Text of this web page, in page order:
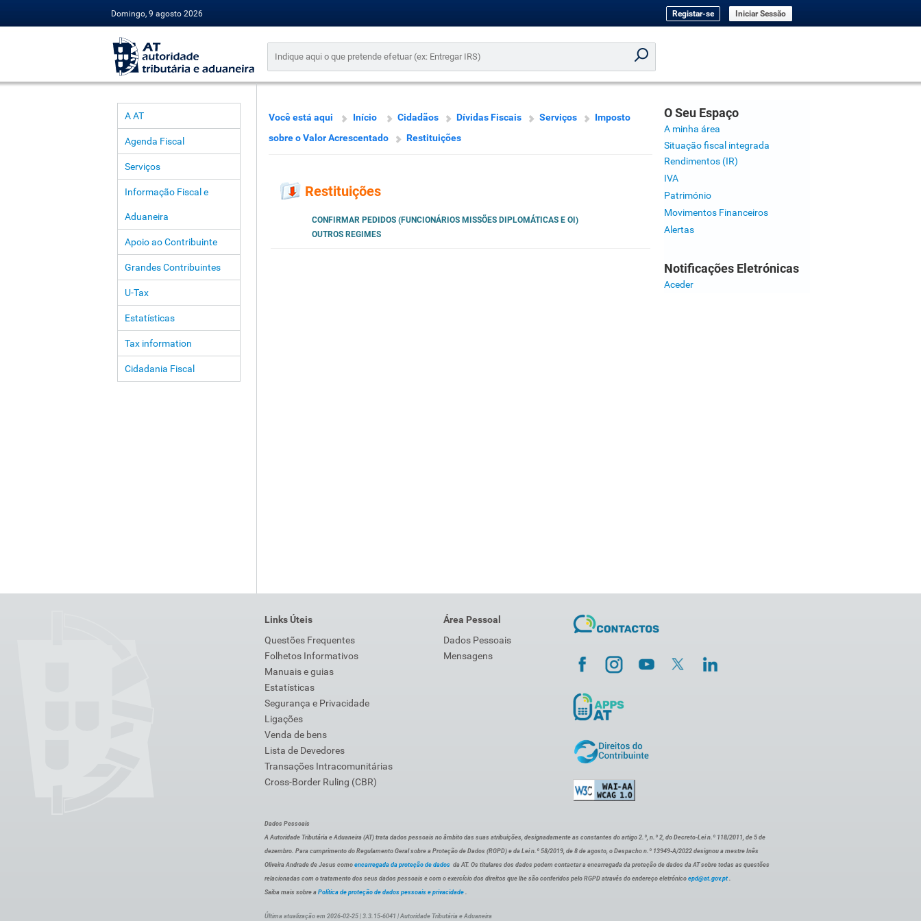
Domingo, 9 agosto 2026 Registar-se Iniciar Sessão
A AT
Agenda Fiscal
Serviços
Informação Fiscal e
Aduaneira
Apoio ao Contribuinte
Grandes Contribuintes
U-Tax
Estatísticas
Tax information
Cidadania Fiscal
Você está aqui Início Cidadãos Dívidas Fiscais Serviços
Imposto
sobre o Valor Acrescentado
Restituições
Restituições
CONFIRMAR PEDIDOS (FUNCIONÁRIOS MISSÕES DIPLOMÁTICAS E OI)
OUTROS REGIMES
O Seu Espaço
A minha área
Situação fiscal integrada
Rendimentos (IR)
IVA
Património
Movimentos Financeiros
Alertas
Notificações Eletrónicas
Aceder
Links Úteis
Questões Frequentes
Folhetos Informativos
Manuais e guias
Estatísticas
Segurança e Privacidade
Ligações
Venda de bens
Lista de Devedores
Transações Intracomunitárias
Cross-Border Ruling (CBR)
Área Pessoal
Dados Pessoais
Mensagens
Dados Pessoais
A Autoridade Tributária e Aduaneira (AT) trata dados pessoais no âmbito das suas atribuições, designadamente as constantes do artigo 2.º, n.º 2, do Decreto-Lei n.º 118/2011, de 5 de
dezembro. Para cumprimento do Regulamento Geral sobre a Proteção de Dados (RGPD) e da Lei n.º 58/2019, de 8 de agosto, o Despacho n.º 13949-A/2022 designou a mestre Inês
Oliveira Andrade de Jesus como encarregada da proteção de dados da AT. Os titulares dos dados podem contactar a encarregada da proteção de dados da AT sobre todas as questões
relacionadas com o tratamento dos seus dados pessoais e com o exercício dos direitos que lhe são conferidos pelo RGPD através do endereço eletrónico epd@at.gov.pt .
Saiba mais sobre a Política de proteção de dados pessoais e privacidade .
Última atualização em 2026-02-25 | 3.3.15-6041 | Autoridade Tributária e Aduaneira